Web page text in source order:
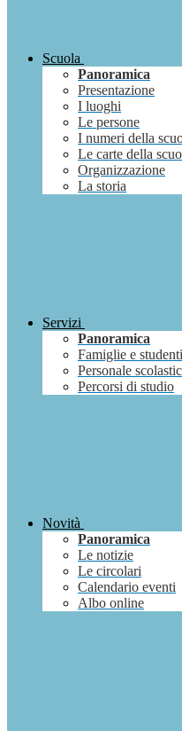
Scuola
Panoramica
Presentazione
I luoghi
Le persone
I numeri della
Le carte della
Organizzazione
La storia
Servizi
Panoramica
Famiglie e studenti
Personale
Percorsi di studio
Novità
Panoramica
Le notizie
Le circolari
Calendario eventi
Albo online